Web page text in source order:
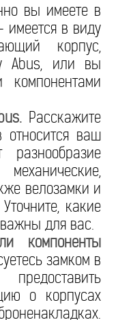
вы имеете в
имеется в виду
корпус,
Abus, или вы
компонентами
Расскажите
относится ваш
разнообразие
велозамки и
какие
для вас.
замком в
о корпусах